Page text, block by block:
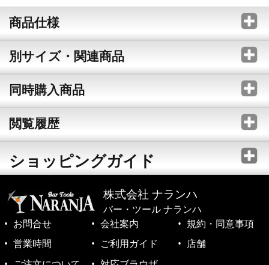
商品仕様
別サイズ・関連商品
同時購入商品
閲覧履歴
ショッピングガイド
株式会社 ナランハ
バー・ツール ナランハ
お問合せ
会社案内
規約・同意事項
営業時間
ご利用ガイド
店舗